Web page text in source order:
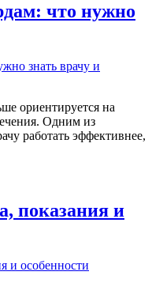
что нужно
ориентируется на
Одним из
работать эффективнее,
показания и